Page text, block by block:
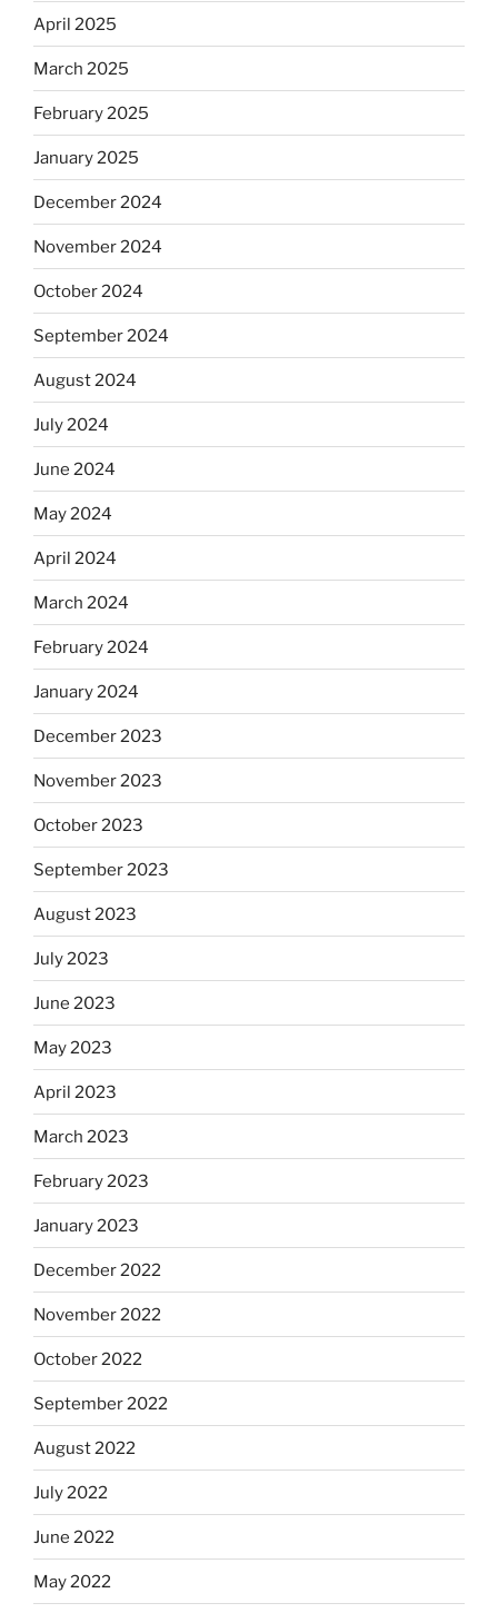
April 2025
March 2025
February 2025
January 2025
December 2024
November 2024
October 2024
September 2024
August 2024
July 2024
June 2024
May 2024
April 2024
March 2024
February 2024
January 2024
December 2023
November 2023
October 2023
September 2023
August 2023
July 2023
June 2023
May 2023
April 2023
March 2023
February 2023
January 2023
December 2022
November 2022
October 2022
September 2022
August 2022
July 2022
June 2022
May 2022